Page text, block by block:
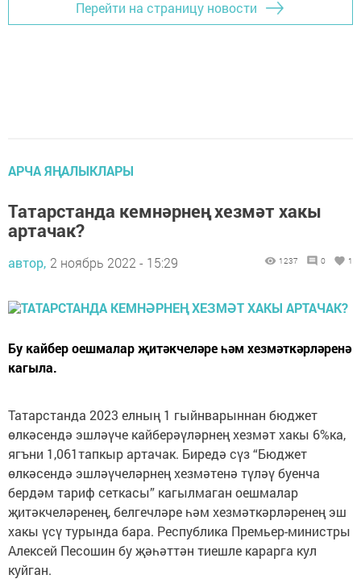
Перейти на страницу новости
АРЧА ЯҢАЛЫКЛАРЫ
Татарстанда кемнәрнең хезмәт хакы
артачак?
автор, 2 ноябрь 2022 - 15:29 1237 0 1
Бу кайбер оешмалар җитәкчеләре һәм хезмәткәрләренә
кагыла.
Татарстанда 2023 елның 1 гыйнварыннан бюджет
өлкәсендә эшләүче кайберәүләрнең хезмәт хакы 6%ка,
ягъни 1,061тапкыр артачак. Биредә сүз “Бюджет
өлкәсендә эшләүчеләрнең хезмәтенә түләү буенча
бердәм тариф сеткасы” кагылмаган оешмалар
җитәкчеләренең, белгечләре һәм хезмәткәрләренең эш
хакы үсү турында бара. Республика Премьер-министры
Алексей Песошин бу җәһәттән тиешле карарга кул
куйган.